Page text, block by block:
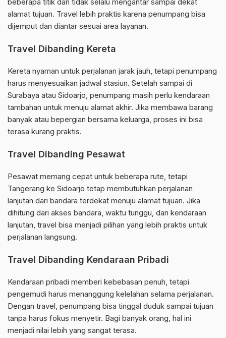
beberapa titik dan tidak selalu mengantar sampai dekat
alamat tujuan. Travel lebih praktis karena penumpang bisa
dijemput dan diantar sesuai area layanan.
Travel Dibanding Kereta
Kereta nyaman untuk perjalanan jarak jauh, tetapi penumpang
harus menyesuaikan jadwal stasiun. Setelah sampai di
Surabaya atau Sidoarjo, penumpang masih perlu kendaraan
tambahan untuk menuju alamat akhir. Jika membawa barang
banyak atau bepergian bersama keluarga, proses ini bisa
terasa kurang praktis.
Travel Dibanding Pesawat
Pesawat memang cepat untuk beberapa rute, tetapi
Tangerang ke Sidoarjo tetap membutuhkan perjalanan
lanjutan dari bandara terdekat menuju alamat tujuan. Jika
dihitung dari akses bandara, waktu tunggu, dan kendaraan
lanjutan, travel bisa menjadi pilihan yang lebih praktis untuk
perjalanan langsung.
Travel Dibanding Kendaraan Pribadi
Kendaraan pribadi memberi kebebasan penuh, tetapi
pengemudi harus menanggung kelelahan selama perjalanan.
Dengan travel, penumpang bisa tinggal duduk sampai tujuan
tanpa harus fokus menyetir. Bagi banyak orang, hal ini
menjadi nilai lebih yang sangat terasa.